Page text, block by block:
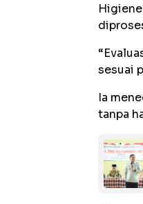
sesuai
Ia
tanpa